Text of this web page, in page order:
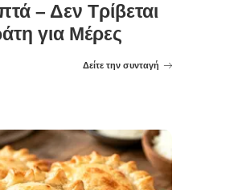
– Δεν Τρίβεται
για Μέρες
Δείτε την συνταγή